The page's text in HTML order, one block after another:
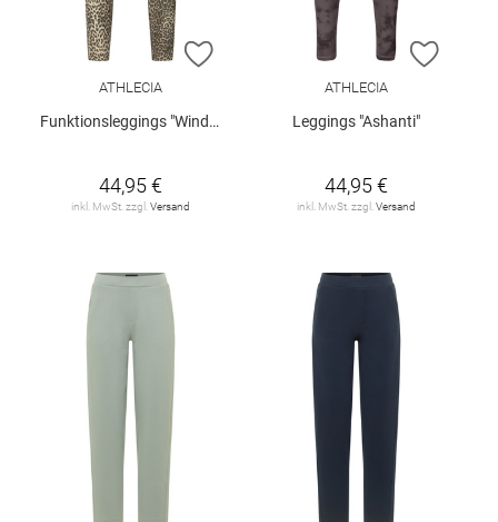
ZUR WUNSCHLISTE HINZUFÜGEN
ATHLECIA
Funktionsleggings "Windia"
44,95 €
inkl. MwSt. zzgl. Versand
ZUR
ATHLECIA
Leggings "Ashanti"
44,95 €
inkl. MwSt. zzgl. Versand